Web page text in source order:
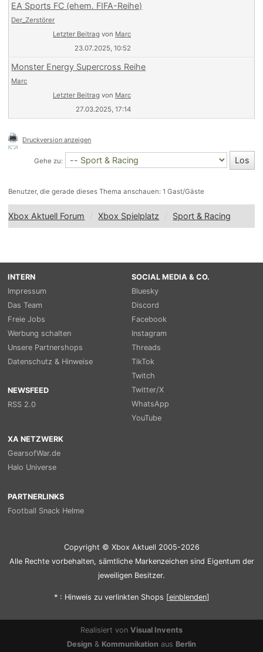
EA Sports FC (ehem. FIFA-Reihe)
Der_Zerstörer
Letzter Beitrag von Marc
23.07.2025, 10:52
Monster Energy Supercross Reihe
Marc
Letzter Beitrag von Marc
27.03.2025, 17:14
Druckversion anzeigen
Gehe zu:
Benutzer, die gerade dieses Thema anschauen: 1 Gast/Gäste
Xbox Aktuell Forum Xbox Spielplatz Sport & Racing
INTERN
Impressum
Das Team
Freie Jobs
Werbung schalten
Unsere Partnershops
Datenschutz & Hinweise
NEWSFEED
RSS 2.0
SOCIAL MEDIA & CO.
Bluesky
Discord
Facebook
Instagram
Threads
TikTok
Twitch
Twitter/X
WhatsApp
YouTube
XA NETZWERK
GearsofWar.de
Halo Universe
PARTNERLINKS
Football Snack Helme
Copyright © Xbox Aktuell 2005-2026
Alle Rechte vorbehalten, sämtliche Markenzeichen sind Eigentum der
jeweiligen Besitzer.
* : Hinweis zu verlinkten Shops [einblenden]
Realisiert von Visual Invents
Design & Kommunikation aus Berlin